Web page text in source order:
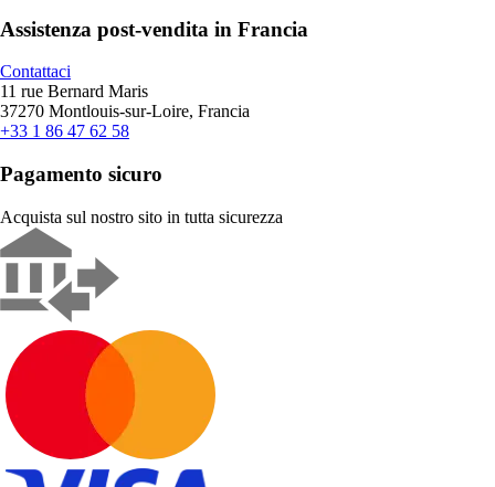
Assistenza post-vendita in Francia
Contattaci
11 rue Bernard Maris
37270 Montlouis-sur-Loire, Francia
+33 1 86 47 62 58
Pagamento sicuro
Acquista sul nostro sito in tutta sicurezza